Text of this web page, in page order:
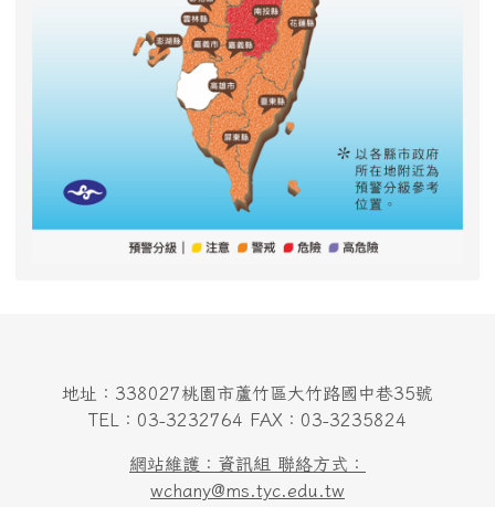
地址：338027桃園市蘆竹區大竹路國中巷35號
TEL：03-3232764 FAX：03-3235824
網站維護：資訊組 聯絡方式：
wchany@ms.tyc.edu.tw